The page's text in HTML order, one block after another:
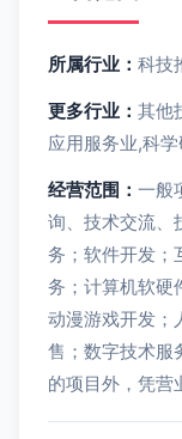
所属行业： 科技
更多行业： 其他
应用服务业,科
经营范围： 一般
询、技术交流、
务；软件开发；
务；计算机软硬
动漫游戏开发；
售；数字技术服
的项目外，凭营